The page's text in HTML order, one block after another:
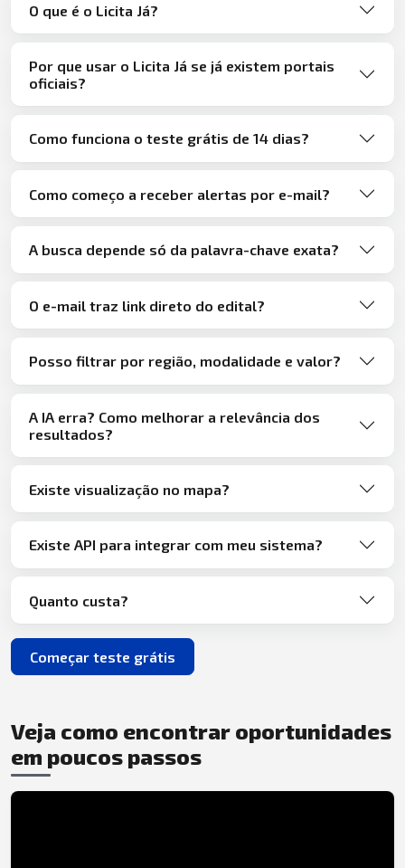
O que é o Licita Já?
Por que usar o Licita Já se já existem portais
oficiais?
Como funciona o teste grátis de 14 dias?
Como começo a receber alertas por e-mail?
A busca depende só da palavra-chave exata?
O e-mail traz link direto do edital?
Posso filtrar por região, modalidade e valor?
A IA erra? Como melhorar a relevância dos
resultados?
Existe visualização no mapa?
Existe API para integrar com meu sistema?
Quanto custa?
Começar teste grátis
Veja como encontrar oportunidades
em poucos passos